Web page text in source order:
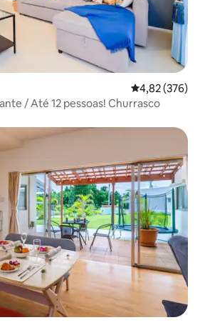
4,82 de uma
4,82 (376)
/ Até 12 pessoas! Churrasco